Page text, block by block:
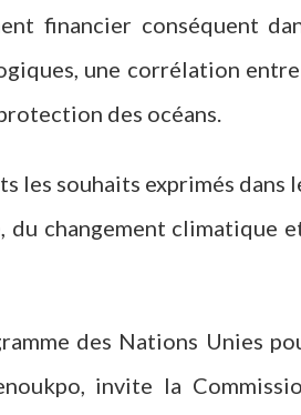
financier conséquent
une corrélation
des océans.
les souhaits exprimés dans
changement climatique
des Nations Unies
invite la